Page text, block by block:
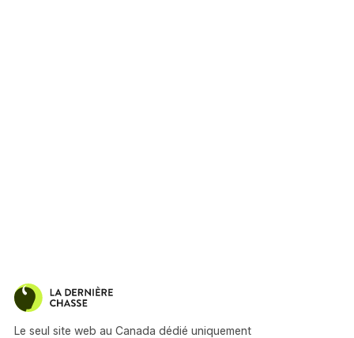
Le seul site web au Canada dédié uniquement